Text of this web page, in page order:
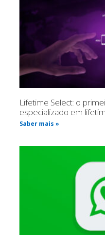
Lifetime Select: o
especializado em
Saber mais »